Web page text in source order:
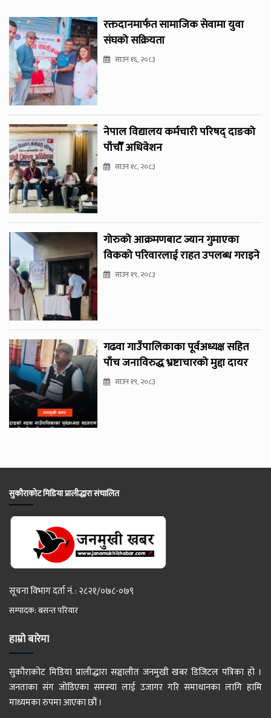
रक्तदानमार्फत सामाजिक सेवामा युवा
संघको सक्रियता
साउन १६, २०८३
नेपाल विद्यालय कर्मचारी परिषद् दाङको
पाँचौँ अधिवेशन
साउन १८, २०८३
गोरुको आक्रमणबाट ज्यान गुमाएका
विकको परिवारलाई राहत उपलब्ध गराइने
साउन १९, २०८३
गढवा गाउँपालिकाका पूर्वअध्यक्ष सहित
पाँच जनाविरुद्ध भ्रष्टाचारको मुद्दा दायर
साउन १९, २०८३
सुकौराकोट मिडिया प्रालीद्धारा संचालित
सूचना विभाग दर्ता नं. : २८२१/०७८-०७९
सम्पादक: बसन्त परियार
हाम्रो बारेमा
सुकौराकोट मिडिया प्रालीद्धारा सञ्चालीत जनमुखी खबर डिजिटल पत्रिका हो ।
जनताका संग जोडिएका समस्या लाई उजागर गरि समाधानका लागि हामि
माध्यमका रुपमा आएका छौं ।